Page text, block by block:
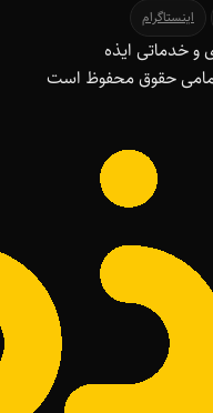
اینستاگرام
و خدماتی ایذه